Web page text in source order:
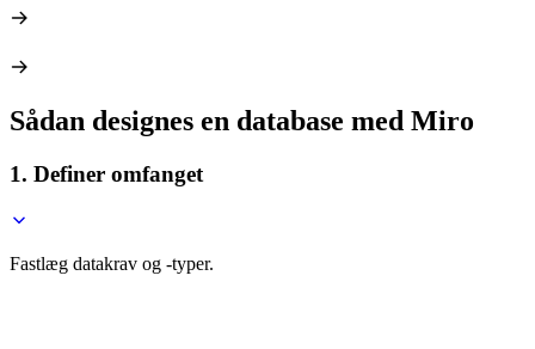
Sådan designes en database med Miro
1. Definer omfanget
Fastlæg datakrav og -typer.